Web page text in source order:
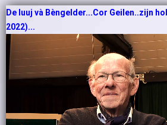
De luuj và Bèngelder...Cor Geilen..zijn
2022)...